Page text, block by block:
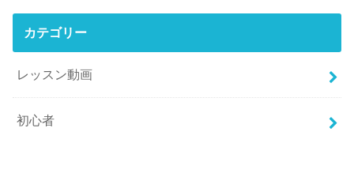
カテゴリー
レッスン動画
初心者